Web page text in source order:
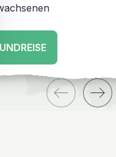
pro Erwachsenen